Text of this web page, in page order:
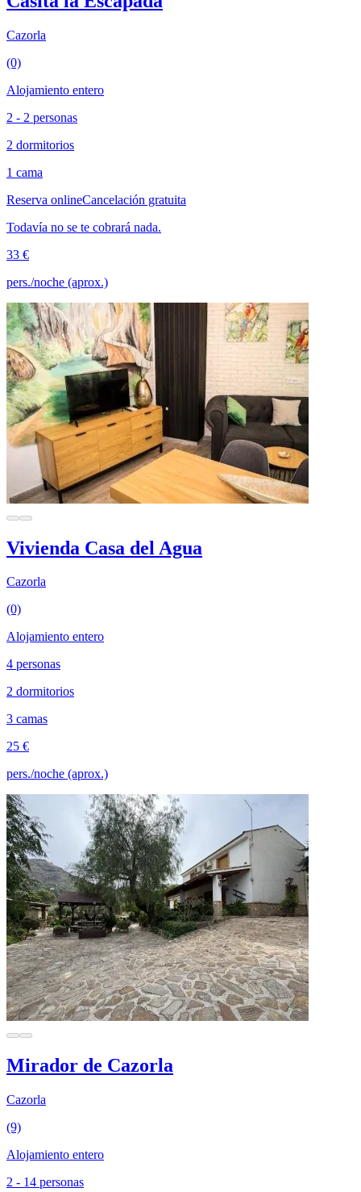
Cazorla
(0)
Alojamiento entero
2 - 2 personas
2 dormitorios
1 cama
Reserva onlineCancelación gratuita
Todavía no se te cobrará nada.
33 €
pers./noche (aprox.)
Vivienda Casa del Agua
Cazorla
(0)
Alojamiento entero
4 personas
2 dormitorios
3 camas
25 €
pers./noche (aprox.)
Mirador de Cazorla
Cazorla
(9)
Alojamiento entero
2 - 14 personas